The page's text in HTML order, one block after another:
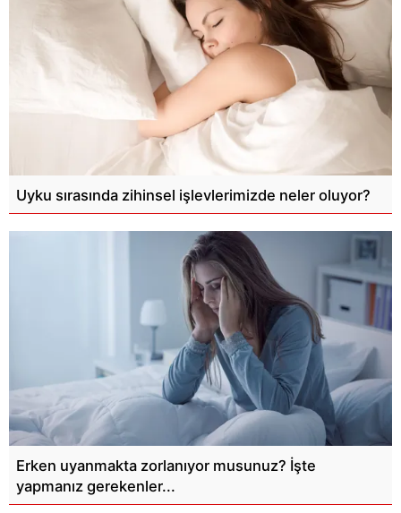
Uyku sırasında zihinsel işlevlerimizde neler oluyor?
Erken uyanmakta zorlanıyor musunuz? İşte
yapmanız gerekenler...